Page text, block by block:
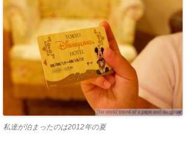
私達が泊まったのは2012年の夏